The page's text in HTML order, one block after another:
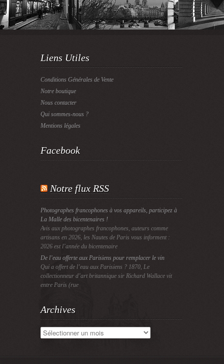
Liens Utiles
Conditions Générales de Vente
Notre boutique
Nous contacter
Qui sommes-nous ?
Mentions légales
Facebook
Notre flux RSS
Photographes francophones à vos appareils, participez à
La Malle des bicentenaires !
Avis aux photographes francophones, auteurs comme
artisans en 2026, les Nautes de Paris vous informent :
2026 est l’année du bicentenaire
De l’eau offerte aux Parisiens pour remplacer le vin
Qui a offert de l’eau aux Parisiens ? 1870, Le
collectionneur d’art britannique sir Richard Wallace vit
entre Paris (rue
Archives
Archives